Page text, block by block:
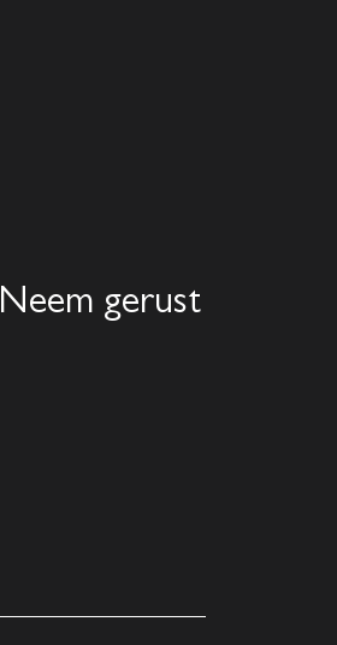
Diensten
gerust